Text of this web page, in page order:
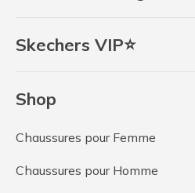
Skechers VIP⭐
Shop
Chaussures pour Femme
Chaussures pour Homme